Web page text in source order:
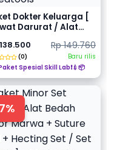
Dokter Keluarga [
Darurat / Alat
Rp 149.760
(0)
Baru rilis
Spesial Skill Lab❗💉📦